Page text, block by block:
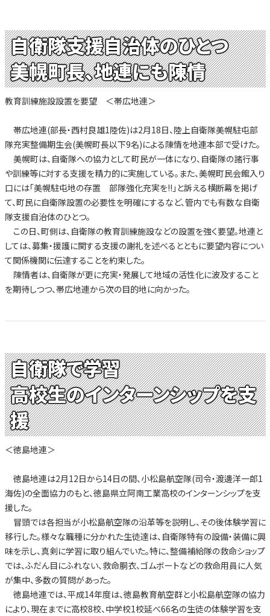
自衛隊支援自治体のひとつ
美幌町長、地連にも陳情
教育訓練施設設置を要望 ＜帯広地連＞
帯広地連(部長・西村良雄1陸佐)は2月18日、陸上自衛隊美幌駐屯部
隊充実整備期生会(美幌町長以下9名)による陳情を地連本部で受けた。
美幌町は、自衛隊への協力として町民が一体になり、自衛隊の諸行事
や訓練等に対する支援を精力的に実施している。また、美幌町民会館入り
口には「美幌駐屯地の存置 部隊強化充実を!!」と訴える横断幕を掲げ
て、町民に自衛隊設置の必要性を明確にするなど、管内でも有数な自衛
隊支援自治体のひとつ。
この日、町側は、自衛隊の教育訓練施設などの設置を強く要望。地連と
しては、募集・援護に関する支援の謝礼を述べるとともに要望内容につい
て関係機関に伝達することを約束した。
陳情者は、自衛隊が更に充実・発展して地域の活性化に波及すること
を期待しつつ、帯広地連から次の目的地に向かった。
自衛隊で学習
高校生のインターンシップを支
援
＜徳島地連＞
徳島地連は2月12日から14日の間、小松島航空隊(司令・渡邊洋一郎1
海佐)の全面協力のもと、徳島県立阿南工業高校のインターンシップを支
援した。
冒頭では各担当が小松島航空隊の沿革等を説明し、その後体験学習に
移行した。様々な職種に分かれた生徒達は、自衛隊特有の設備・装備に興
味を示し、真剣に学習に取り組んでいた。特に、整備補給隊の救命ショップ
では、ふだん目にふれない、救命胴衣、ゴムボートなどの救命用員に人気
が集中、多数の質問があった。
徳島地連では、平成14年度は、徳島教育航空群と小松島航空隊の協力
により、現在までに高校8校、中学校1校延べ66名の生徒の体験学習を支